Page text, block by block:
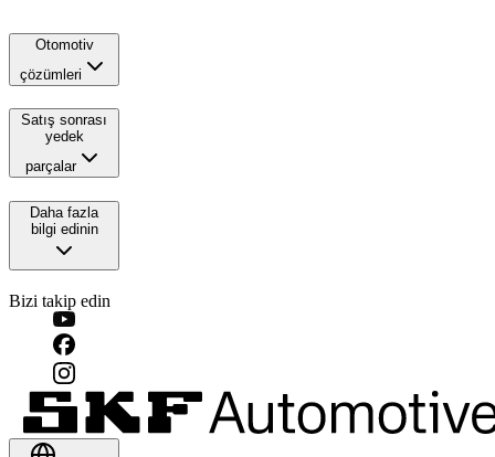
Otomotiv
çözümleri
Satış sonrası
yedek
parçalar
Daha fazla
bilgi edinin
Bizi takip edin